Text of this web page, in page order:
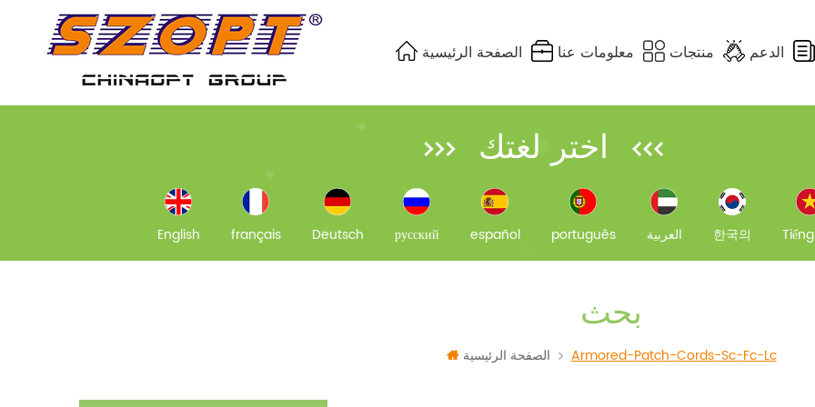
الصفحة الرئيسية معلومات عنا منتجات الدعم
اختر لغتك
English français Deutsch русский español português العربية 한국의
بحث
الصفحة الرئيسية Armored-Patch-Cords-Sc-Fc-Lc